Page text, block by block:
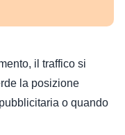
il traffico si
la posizione
o quando